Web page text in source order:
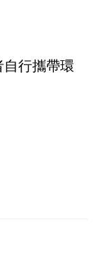
行攜帶環